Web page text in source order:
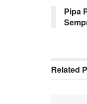
Pipa
Related